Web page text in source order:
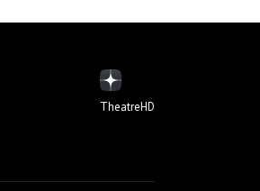
TheatreHD